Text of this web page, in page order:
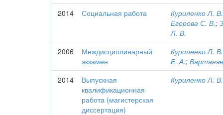
2014
Социальная работа
Куриленко Л. В.
Егорова С. В.;
Л. В.
2006
Междисциплинарный
экзамен
Куриленко Л. В.
Е. А.;
2014
Выпускная
квалификационная
работа (магистерская
диссертация)
Куриленко Л. В.